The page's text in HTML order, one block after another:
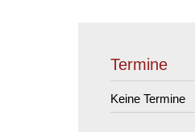
Termine
Keine Termine